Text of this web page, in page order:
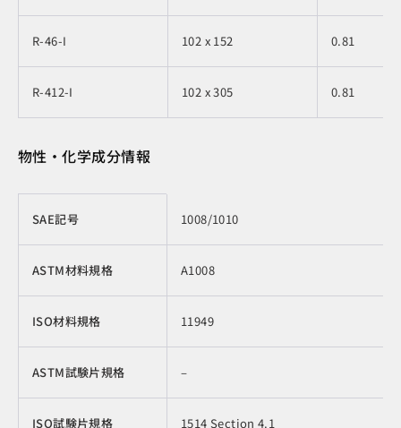
R-46-I 102 x 152 0.81
R-412-I 102 x 305 0.81
物性・化学成分情報
物性・化学成分情報
SAE記号 1008/1010
ASTM材料規格 A1008
ISO材料規格 11949
ASTM試験片規格 –
ISO試験片規格 1514 Section 4.1